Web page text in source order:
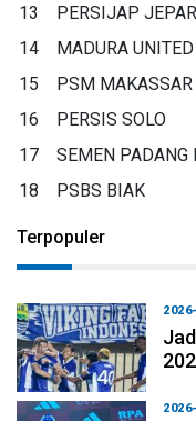
13
PERSIJAP
14
MADURA
15
PSM MAKASSAR
16
PERSIS SOLO
17
SEMEN PADANG
18
PSBS BIAK
Terpopuler